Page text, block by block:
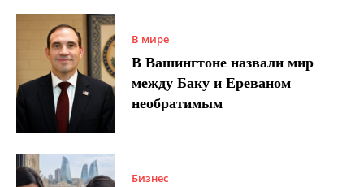
В мире
В Вашингтоне назвали мир
между Баку и Ереваном
необратимым
Бизнес